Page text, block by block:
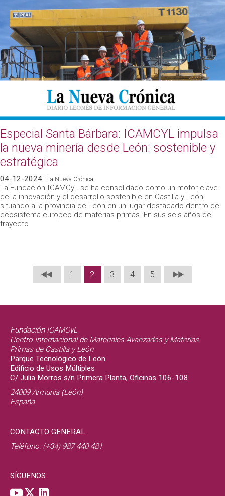
Especial Santa Bárbara: ICAMCYL impulsa
la nueva minería desde León: sostenible y
estratégica
04-12-2024 - La Nueva Crónica
La Fundación ICAMCyL se ha consolidado como un motor clave
de la innovación y el desarrollo sostenible en Castilla y León,
situando a la provincia de León en un lugar destacado dentro del
ecosistema europeo de materias primas. En sus seis años de
trayecto
1 2 3 4 5
Fundación ICAMCyL
Centro Internacional de Materiales Avanzados y Materias
Primas de Castilla y León
Parque Tecnológico de León
Edificio de Usos Múltiples
C/ Julia Morros s/n Primera Planta, Oficinas 106-108
24009 Armunia (León)
España
CONTACTO GENERAL
Teléfono: (+34) 987 440 481
SÍGUENOS